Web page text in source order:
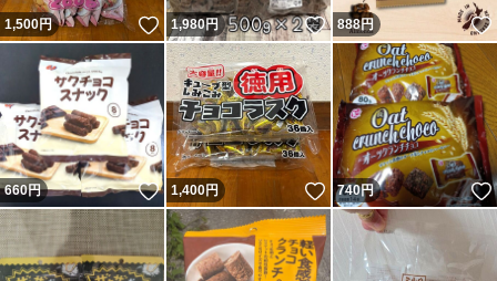
1,500円 いいね！
1,980円 いいね！
888円
660円 いいね！
1,400円 いいね！
740円